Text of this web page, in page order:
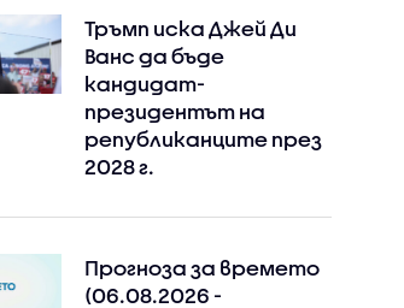
Тръмп иска Джей Ди
Ванс да бъде
кандидат-
президентът на
републиканците през
2028 г.
Прогноза за времето
(06.08.2026 -